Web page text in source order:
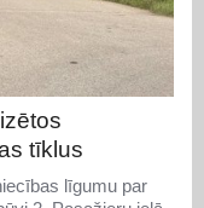
tīklus
līgumu par